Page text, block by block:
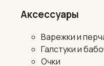
Аксессуары
Варежки и
Галстуки и
Очки